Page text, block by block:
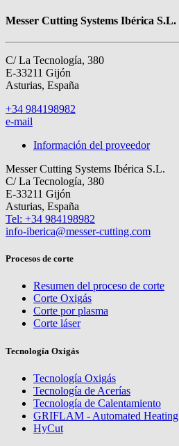
Messer Cutting Systems Ibérica S.L.
C/ La Tecnología, 380
E-33211 Gijón
Asturias, España
+34 984198982
e-mail
Información del proveedor
Messer Cutting Systems Ibérica S.L.
C/ La Tecnología, 380
E-33211 Gijón
Asturias, España
Tel: +34 984198982
info-iberica@messer-cutting.com
Procesos de corte
Resumen del proceso de corte
Corte Oxigás
Corte por plasma
Corte láser
Tecnología Oxigás
Tecnología Oxigás
Tecnología de Acerías
Tecnología de Calentamiento
GRIFLAM - Automated Heating
HyCut